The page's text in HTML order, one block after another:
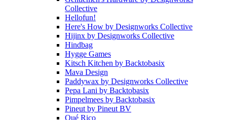
Collective
Hellofun!
Here's How by Designworks Collective
Hijinx by Designworks Collective
Hindbag
Hygge Games
Kitsch Kitchen by Backtobasix
Mava Design
Paddywax by Designworks Collective
Pepa Lani by Backtobasix
Pimpelmees by Backtobasix
Pineut by Pineut BV
Qué Rico